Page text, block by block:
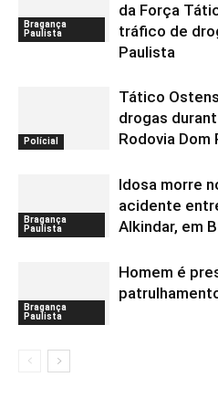
Bragança
Paulista
da Força
tráfico de
Paulista
Polícial
Tático
drogas
Rodovia Dom
Bragança
Paulista
Idosa morre
acidente
Alkindar, em
Bragança
Paulista
Homem é